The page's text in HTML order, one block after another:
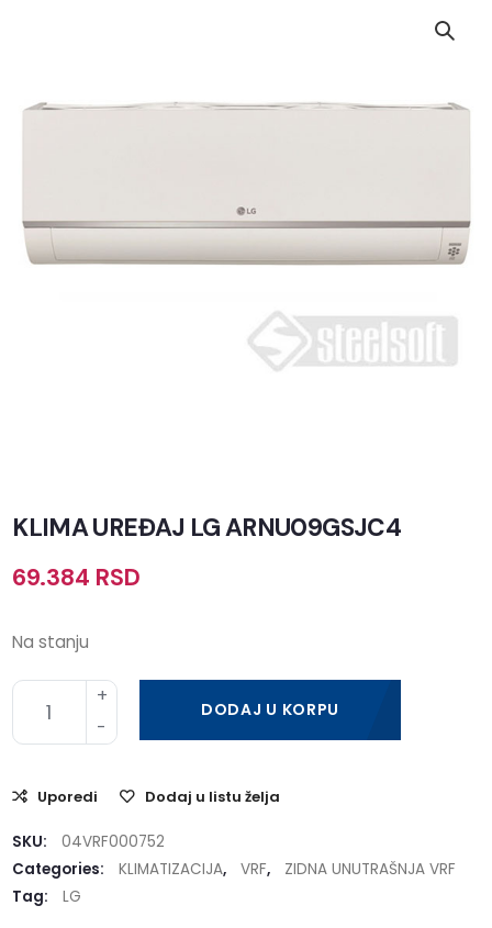
KLIMA UREĐAJ LG ARNU09GSJC4
69.384 RSD
Na stanju
DODAJ U KORPU
Uporedi Dodaj u listu želja
SKU:
04VRF000752
Categories:
KLIMATIZACIJA, VRF,
ZIDNA UNUTRAŠNJA VRF
Tag:
LG